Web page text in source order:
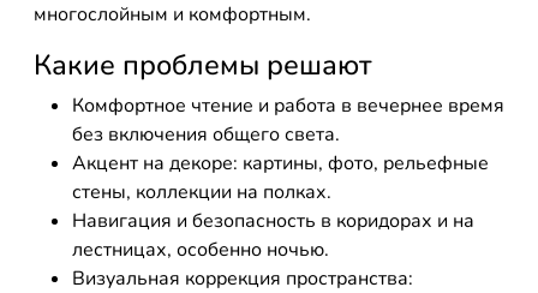
многослойным и комфортным.
Какие проблемы решают
Комфортное чтение и работа в вечернее время
без включения общего света.
Акцент на декоре: картины, фото, рельефные
стены, коллекции на полках.
Навигация и безопасность в коридорах и на
лестницах, особенно ночью.
Визуальная коррекция пространства: